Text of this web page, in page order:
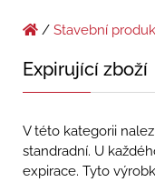
/ Stavební
Expirující zboží
V této kategorii
standradní. U
expirace. Tyto